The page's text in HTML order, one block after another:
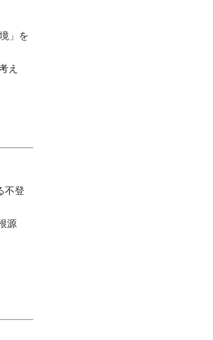
」を
え
不登
源